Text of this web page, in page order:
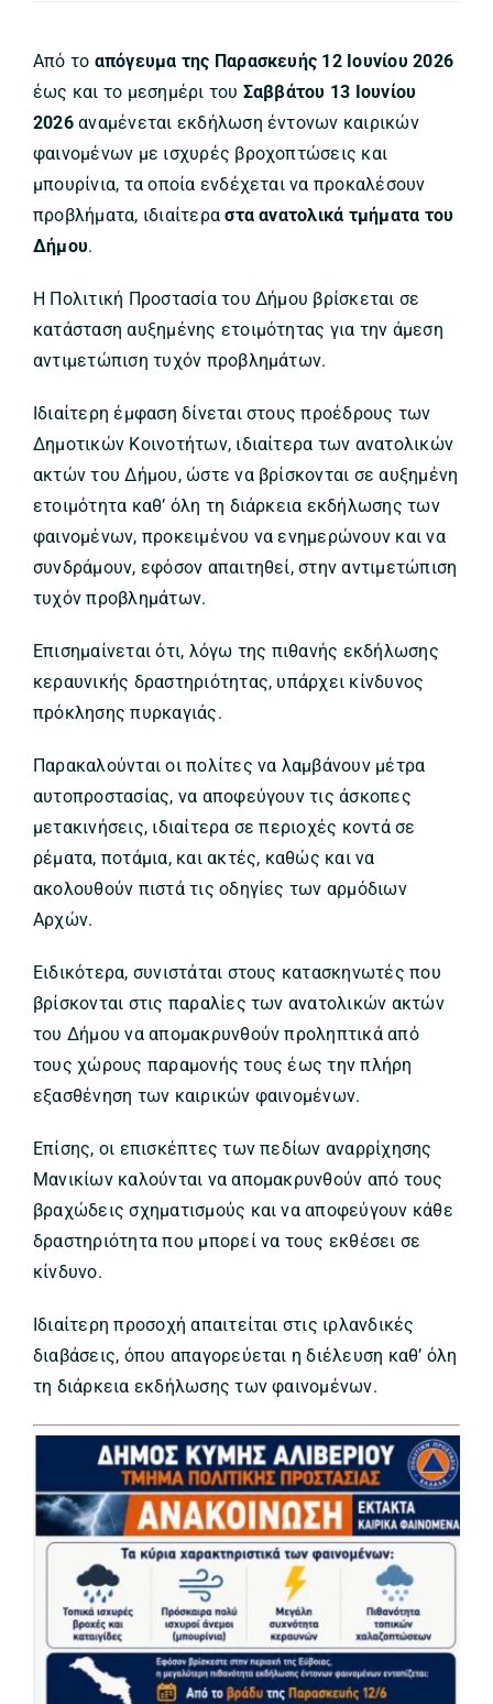
Από το απόγευμα της Παρασκευής 12 Ιουνίου 2026
έως και το μεσημέρι του Σαββάτου 13 Ιουνίου
2026αναμένεται εκδήλωση έντονων καιρικών
φαινομένων με ισχυρές βροχοπτώσεις και
μπουρίνια, τα οποία ενδέχεται να προκαλέσουν
προβλήματα, ιδιαίτεραστα ανατολικά τμήματα του
Δήμου.
Η Πολιτική Προστασία του Δήμου βρίσκεται σε
κατάσταση αυξημένης ετοιμότητας για την άμεση
αντιμετώπιση τυχόν προβλημάτων.
Ιδιαίτερη έμφαση δίνεται στους προέδρους των
Δημοτικών Κοινοτήτων, ιδιαίτερα των ανατολικών
ακτών του Δήμου, ώστε να βρίσκονται σε αυξημένη
ετοιμότητα καθ’ όλη τη διάρκεια εκδήλωσης των
φαινομένων, προκειμένου να ενημερώνουν και να
συνδράμουν, εφόσον απαιτηθεί, στην αντιμετώπιση
τυχόν προβλημάτων.
Επισημαίνεται ότι, λόγω της πιθανής εκδήλωσης
κεραυνικής δραστηριότητας, υπάρχει κίνδυνος
πρόκλησης πυρκαγιάς.
Παρακαλούνται οι πολίτες να λαμβάνουν μέτρα
αυτοπροστασίας, να αποφεύγουν τις άσκοπες
μετακινήσεις, ιδιαίτερα σε περιοχές κοντά σε
ρέματα, ποτάμια, και ακτές, καθώς και να
ακολουθούν πιστά τις οδηγίες των αρμόδιων
Αρχών.
Ειδικότερα, συνιστάται στους κατασκηνωτές που
βρίσκονται στις παραλίες των ανατολικών ακτών
του Δήμου να απομακρυνθούν προληπτικά από
τους χώρους παραμονής τους έως την πλήρη
εξασθένηση των καιρικών φαινομένων.
Επίσης, οι επισκέπτες των πεδίων αναρρίχησης
Μανικίων καλούνται να απομακρυνθούν από τους
βραχώδεις σχηματισμούς και να αποφεύγουν κάθε
δραστηριότητα που μπορεί να τους εκθέσει σε
κίνδυνο.
Ιδιαίτερη προσοχή απαιτείται στις ιρλανδικές
διαβάσεις, όπου απαγορεύεται η διέλευση καθ’ όλη
τη διάρκεια εκδήλωσης των φαινομένων.